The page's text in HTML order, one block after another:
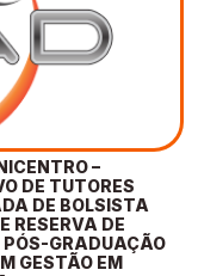
–
DE TUTORES
DE BOLSISTA
RESERVA DE
GRADUAÇÃO
GESTÃO EM